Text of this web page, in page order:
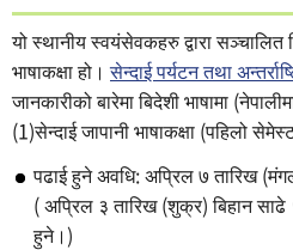
यो स्थानीय स्वयंसेवकहरु द्वारा सञ्चालित
भाषाकक्षा हो।सेन्दाई पर्यटन तथा
जानकारीको बारेमा बिदेशी भाषामा
(1)सेन्दाई जापानी भाषाकक्षा (पहिलो
पढाई हुने अवधि: अप्रिल ७ तारिख
( अप्रिल ३ तारिख (शुक्र) बिहान साढे
हुने।)